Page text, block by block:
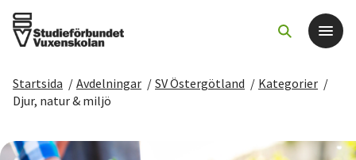
Det här gör vi
För dig som
Startsida / Avdelningar / SV Östergötland / Kategorier /
Djur, natur & miljö